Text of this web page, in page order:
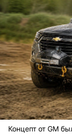
Концепт от GM